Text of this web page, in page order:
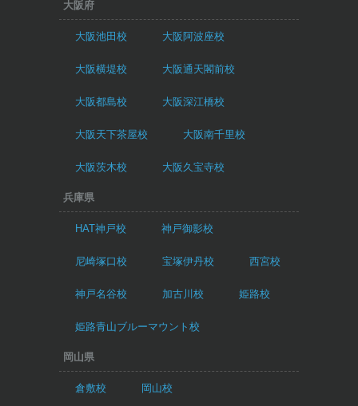
大阪府
大阪池田校 大阪阿波座校
大阪横堤校 大阪通天閣前校
大阪都島校 大阪深江橋校
大阪天下茶屋校 大阪南千里校
大阪茨木校 大阪久宝寺校
兵庫県
HAT神戸校 神戸御影校
尼崎塚口校 宝塚伊丹校 西宮校
神戸名谷校 加古川校 姫路校
姫路青山ブルーマウント校
岡山県
倉敷校 岡山校